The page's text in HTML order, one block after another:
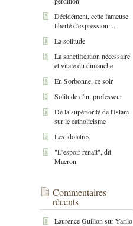
Décidément, cette fameuse
liberté d'expression ...
La solitude
La sanctification nécessaire
et vitale du dimanche
En Sorbonne, ce soir
Solitude d'un professeur
De la supériorité de l'Islam
sur le catholicisme
Les idolatres
"L’espoir renaît", dit
Macron
Commentaires
récents
Laurence Guillon surYarilo